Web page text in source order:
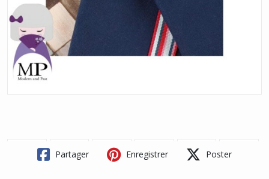
Partager Enregistrer Poster